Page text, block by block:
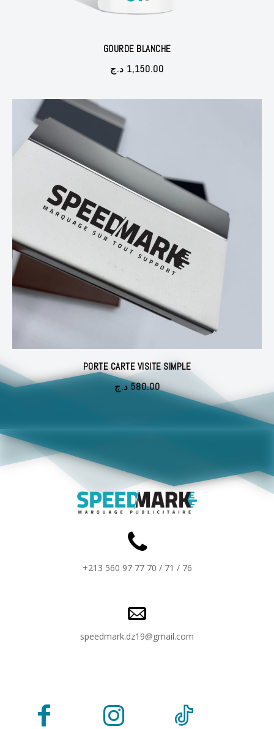
GOURDE BLANCHE
1,150.00 د.ج
PORTE CARTE VISITE SIMPLE
580.00 د.ج
+213 560 97 77 70 / 71 / 76
speedmark.dz19@gmail.com